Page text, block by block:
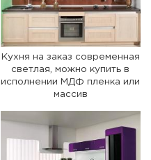
Кухня на заказ современная
светлая, можно купить в
исполнении МДФ пленка или
массив